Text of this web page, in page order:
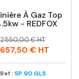
À Gaz Top
- REDFOX
Prix
Prix
habituel
2 550,00 € HT
657,50 € HT
Ref : SP 90 GLS